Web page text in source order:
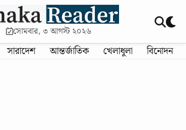
সোমবার, ৩ আগস্ট ২০২৬
সারাদেশ আন্তর্জাতিক খেলাধুলা বিনোদন